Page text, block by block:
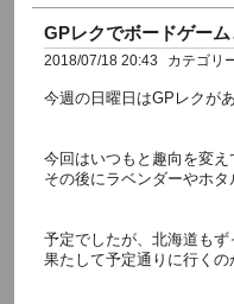
GPレクでボードゲーム
2018/07/18 20:43 カテゴリ
今週の日曜日はGPレクが
今回はいつもと趣向を変え
その後にラベンダーやホタ
予定でしたが、北海道もず
果たして予定通りに行くの